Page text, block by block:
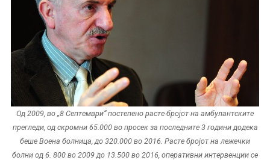
Од 2009, во „8 Септември“ постепено расте бројот на амбулантските
прегледи, од скромни 65.000 во просек за последните 3 години додека
беше Воена болница, до 320.000 во 2016. Расте бројот на лежечки
болни од 6. 800 во 2009 до 13.500 во 2016, оперативни интервенции се